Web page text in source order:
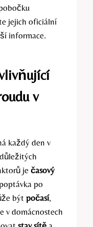
jejich oficiální
informace.
v
každý den v
je časový
po
být počasí,
v domácnostech